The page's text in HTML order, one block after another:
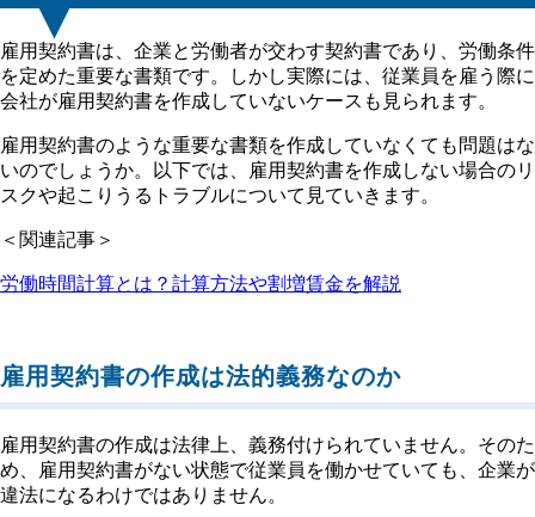
雇用契約書は、企業と労働者が交わす契約書であり、労働条件
を定めた重要な書類です。しかし実際には、従業員を雇う際に
会社が雇用契約書を作成していないケースも見られます。
雇用契約書のような重要な書類を作成していなくても問題はな
いのでしょうか。以下では、雇用契約書を作成しない場合のリ
スクや起こりうるトラブルについて見ていきます。
＜関連記事＞
労働時間計算とは？計算方法や割増賃金を解説
雇用契約書の作成は法的義務なのか
雇用契約書の作成は法律上、義務付けられていません。そのた
め、雇用契約書がない状態で従業員を働かせていても、企業が
違法になるわけではありません。